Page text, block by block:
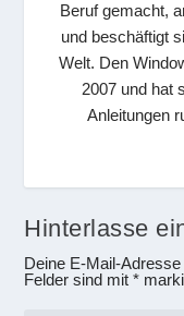
Beruf gemacht,
und beschäftigt
Welt. Den
2007 und hat
Anleitungen
Hinterlasse
Deine E-Mail-
Felder sind mit*